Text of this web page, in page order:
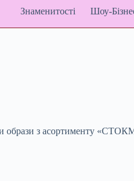
Знаменитості Шоу-
образи з асортименту